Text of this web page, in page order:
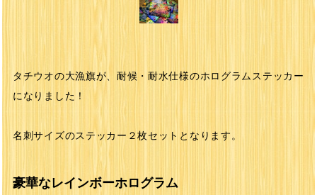
タチウオの大漁旗が、耐候・耐水仕様のホログラムステッカー
になりました！
名刺サイズのステッカー２枚セットとなります。
豪華なレインボーホログラム